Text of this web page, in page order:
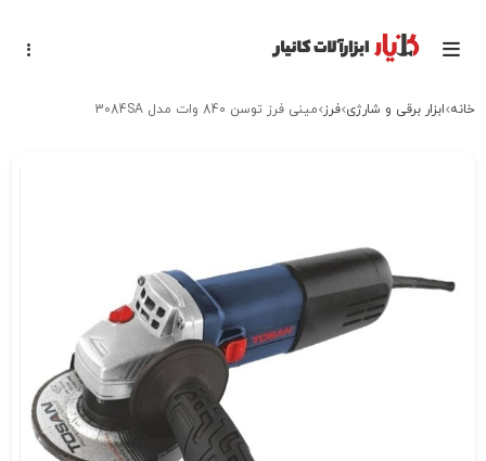
خانه ابزار برقی و شارژی فرز مینی فرز توسن 840 وات مدل 3084SA